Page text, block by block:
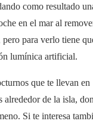
como resultado
en el mar al
para verlo tiene
lumínica artificial.
que te llevan en
alrededor de la isla,
Si te interesa